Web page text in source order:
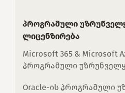
პროგრამული
ლიცენზირება
Microsoft 365 & Microsoft
პროგრამული
Oracle-ის პროგრამული